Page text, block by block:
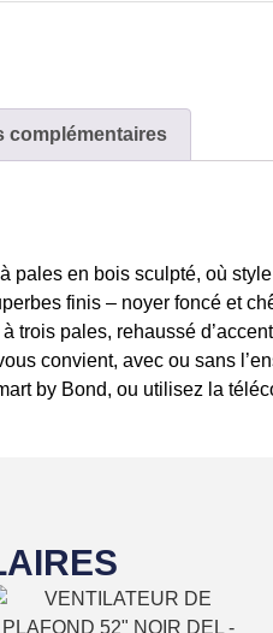
complémentaires
pales en bois sculpté, où
finis – noyer foncé et
trois pales, rehaussé
convient, avec ou sans
by Bond, ou utilisez la